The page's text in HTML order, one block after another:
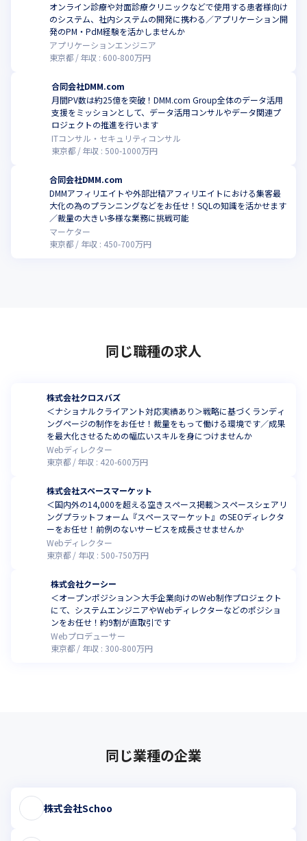
オンライン診療や対面診療クリニックなどで使用する患者様向け
のシステム、社内システムの開発に携わる／アプリケーション開
発のPM・PdM経験を活かしませんか
アプリケーションエンジニア
東京都
年収 : 600-800万円
合同会社DMM.com
月間PV数は約25億を突破！DMM.com Group全体のデータ活用
支援をミッションとして、データ活用コンサルやデータ関連プ
ロジェクトの推進を行います
ITコンサル・セキュリティコンサル
東京都
年収 :500-1000万円
合同会社DMM.com
DMMアフィリエイトや外部出稿アフィリエイトにおける集客最
大化の為のプランニングなどをお任せ！SQLの知識を活かせます
／裁量の大きい多様な業務に挑戦可能
マーケター
東京都
年収 : 450-700万円
同じ職種の求人
株式会社クロスバズ
＜ナショナルクライアント対応実績あり＞戦略に基づくランディ
ングページの制作をお任せ！裁量をもって働ける環境です／成果
を最大化させるための幅広いスキルを身につけませんか
Webディレクター
東京都
年収 : 420-600万円
株式会社スペースマーケット
＜国内外の14,000を超える空きスペース掲載＞スペースシェアリ
ングプラットフォーム『スペースマーケット』のSEOディレクタ
ーをお任せ！前例のないサービスを成長させませんか
Webディレクター
東京都
年収 : 500-750万円
株式会社クーシー
＜オープンポジション＞大手企業向けのWeb制作プロジェクト
にて、システムエンジニアやWebディレクターなどのポジショ
ンをお任せ！約9割が直取引です
Webプロデューサー
東京都
年収 : 300-800万円
同じ業種の企業
株式会社Schoo